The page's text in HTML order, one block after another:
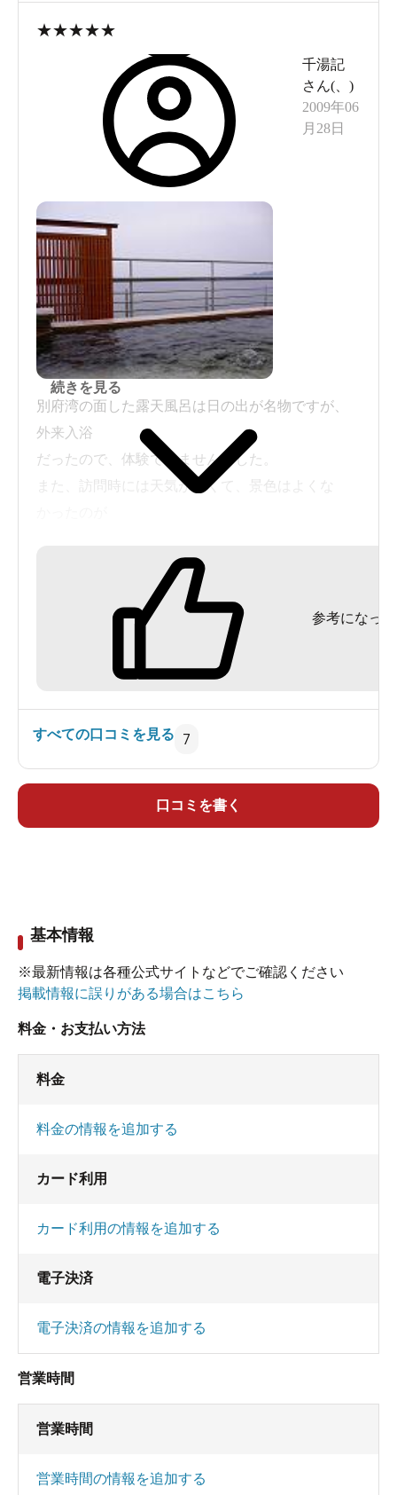
★★★★★
千湯記
さん(
)
2009年06
月28日
別府湾の面した露天風呂は日の出が名物ですが、
外来入浴
だったので、体験できませんでした。
また、訪問時には天気が悪くて、景色はよくな
温泉は当然かけ流しです。
岩風呂のサウナの入り口のイメージが強かった。
（ブログで写真掲載）
続きを見る
参考になった
すべての口コミを見る 7
口コミを書く
基本情報
※最新情報は各種公式サイトなどでご確認ください
掲載情報に誤りがある場合はこちら
料金・お支払い方法
料金
料金の情報を追加する
カード利用
カード利用の情報を追加する
電子決済
電子決済の情報を追加する
営業時間
営業時間
営業時間の情報を追加する